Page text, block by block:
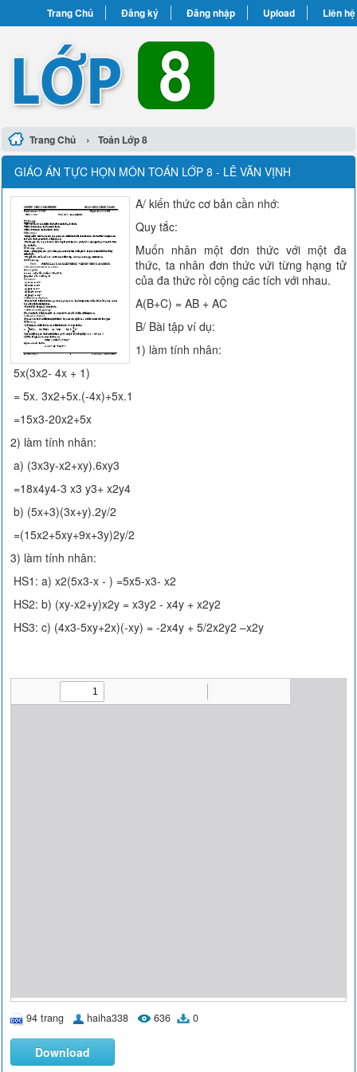
Trang Chủ Đăng ký Đăng nhập Upload Liên hệ
Trang Chủ › Toán Lớp 8
GIÁO ÁN TỰC HỌN MÔN TOÁN LỚP 8 - LÊ VĂN VỊNH
A/ kiến thức cơ bản cần nhớ:
Quy tắc:
Muốn nhân một đơn thức với một đa
thức, ta nhân đơn thức vứi từng hạng tử
của đa thức rồi cộng các tích với nhau.
A(B+C) = AB + AC
B/ Bài tập ví dụ:
1) làm tính nhân:
5x(3x2- 4x + 1)
= 5x. 3x2+5x.(-4x)+5x.1
=15x3-20x2+5x
2) làm tính nhân:
a) (3x3y-x2+xy).6xy3
=18x4y4-3 x3 y3+ x2y4
b) (5x+3)(3x+y).2y/2
=(15x2+5xy+9x+3y)2y/2
3) làm tính nhân:
HS1: a) x2(5x3-x - ) =5x5-x3- x2
HS2: b) (xy-x2+y)x2y = x3y2 - x4y + x2y2
HS3: c) (4x3-5xy+2x)(-xy) = -2x4y + 5/2x2y2 –x2y
94 trang haiha338 636 0
Download